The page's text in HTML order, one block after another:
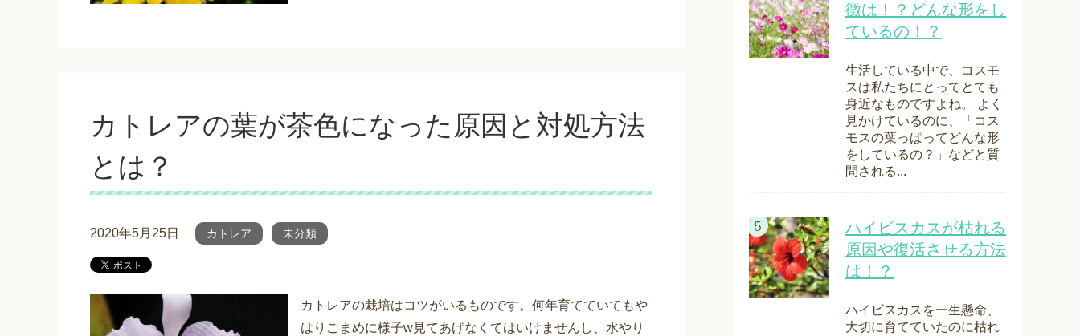
カトレアの葉が茶色になった原因と対処方法
とは？
2020年5月25日 カトレア 未分類
カトレアの栽培はコツがいるものです。何年育てていてもや
はりこまめに様子w見てあげなくてはいけませんし、水やり
徴は！？どんな形をし
ているの！？
生活している中で、コスモ
スは私たちにとってとても
身近なものですよね。 よく
見かけているのに、「コス
モスの葉っぱってどんな形
をしているの？」などと質
問される...
ハイビスカスが枯れる
原因や復活させる方法
は！？
ハイビスカスを一生懸命、
大切に育てていたのに枯れ